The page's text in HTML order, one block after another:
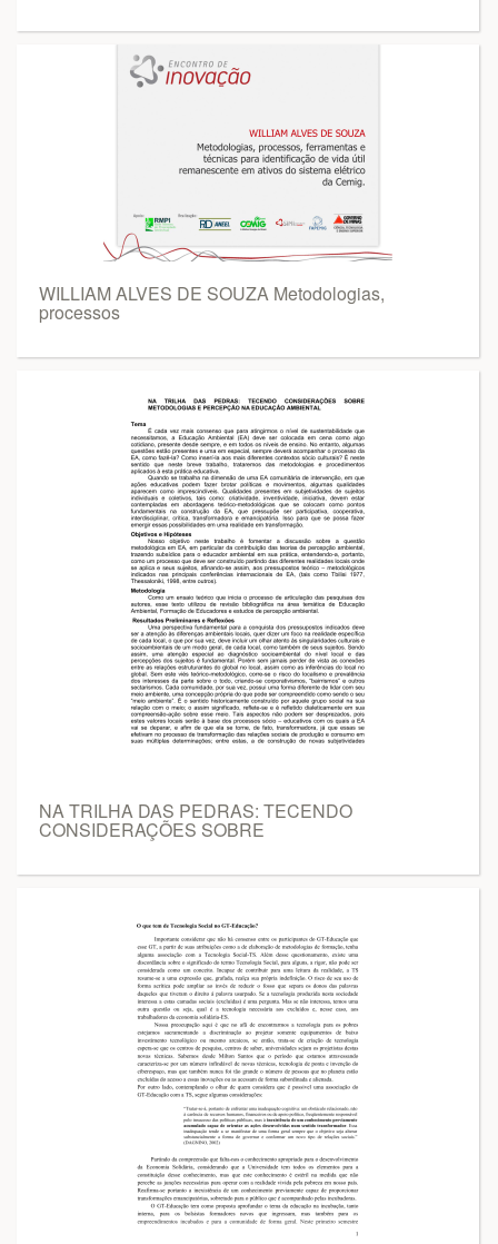
WILLIAM ALVES DE SOUZA Metodologias,
processos
NA TRILHA DAS PEDRAS: TECENDO
CONSIDERAÇÕES SOBRE